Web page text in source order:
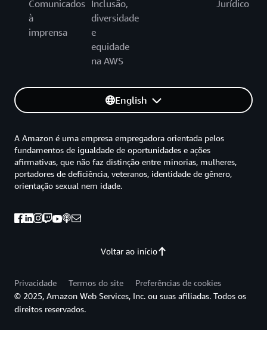
Comunicados
à
imprensa
Inclusão,
diversidade
e
equidade
na AWS
Jurídico
English
Voltar ao início
A Amazon é uma empresa empregadora orientada pelos
fundamentos de igualdade de oportunidades e ações
afirmativas, que não faz distinção entre minorias, mulheres,
portadores de deficiência, veteranos, identidade de gênero,
orientação sexual nem idade.
Privacidade Termos do site
Preferências de cookies
© 2025, Amazon Web Services, Inc. ou suas afiliadas. Todos os
direitos reservados.